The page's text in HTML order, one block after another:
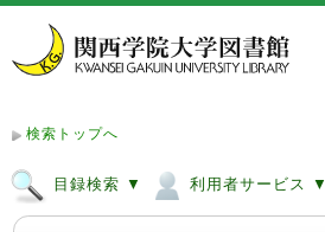
検索トップへ
目録検索 ▼ 利用者サービス ▼